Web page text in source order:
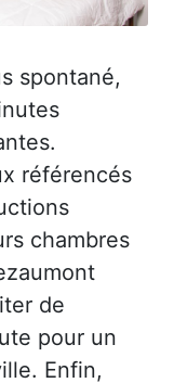
spontané,
référencés
chambres
de
pour un
Enfin,